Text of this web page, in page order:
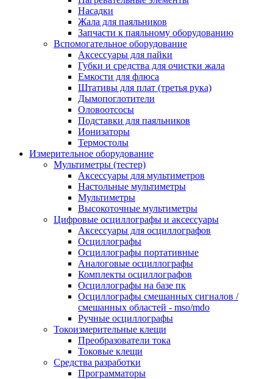
Насадки
Жала для паяльников
Запчасти к паяльному оборудованию
Вспомогательное оборудование
Аксессуары для пайки
Губки и средства для очистки жала
Емкости для флюса
Штативы для плат (третья рука)
Дымопоглотители
Оловоотсосы
Подставки для паяльников
Ионизаторы
Термостолы
Измерительное оборудование
Мультиметры (тестер)
Аксессуары для мультиметров
Настольные мультиметры
Мультиметры
Высокоточные мультиметры
Цифровые осциллографы и аксессуары
Аксессуары для осциллографов
Осциллографы
Осциллографы портативные
Аналоговые осциллографы
Комплекты осциллографов
Осциллографы на базе пк
Осциллографы смешанных сигналов /
смешанных областей - mso/mdo
Ручные осциллографы
Токоизмерительные клещи
Преобразователи тока
Токовые клещи
Средства разработки
Программаторы